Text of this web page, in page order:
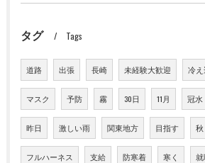
タグ Tags
道路 出張 長崎 未経験大歓迎 冷
マスク 予防 霧 30日 11月 冠水
昨日 激しい雨 関東地方 目指す 秋
フルハーネス 支給 防寒着 寒く 就